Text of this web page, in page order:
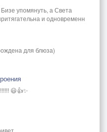
упомянуть, а Света
и одновременн
для блюза)
😃👍✨